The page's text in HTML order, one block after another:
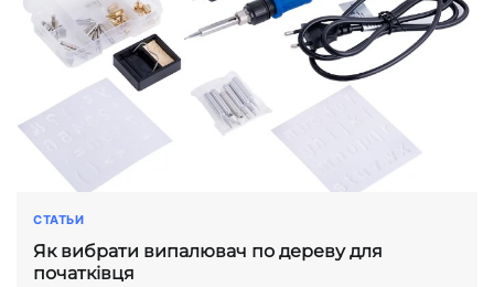
СТАТЬИ
Як вибрати випалювач по дереву для
початківця